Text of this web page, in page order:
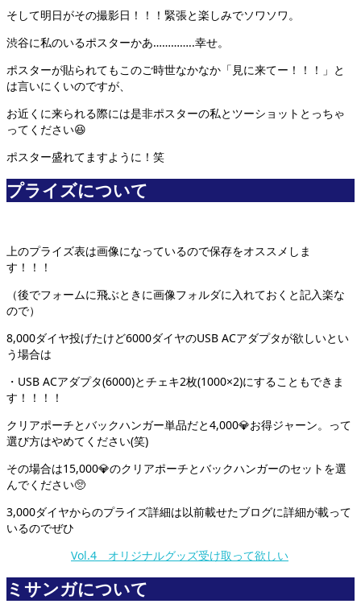
そして明日がその撮影日！！！緊張と楽しみでソワソワ。
渋谷に私のいるポスターかあ…………..幸せ。
ポスターが貼られてもこのご時世なかなか「見に来てー！！！」と
は言いにくいのですが、
お近くに来られる際には是非ポスターの私とツーショットとっちゃ
ってください😆
ポスター盛れてますように！笑
プライズについて
上のプライズ表は画像になっているので保存をオススメしま
す！！！
（後でフォームに飛ぶときに画像フォルダに入れておくと記入楽な
ので）
8,000ダイヤ投げたけど6000ダイヤのUSB ACアダプタが欲しいとい
う場合は
・USB ACアダプタ(6000)とチェキ2枚(1000×2)にすることもできま
す！！！！
クリアポーチとバックハンガー単品だと4,000💎お得ジャーン。って
選び方はやめてください(笑)
その場合は15,000💎のクリアポーチとバックハンガーのセットを選
んでください🥺
3,000ダイヤからのプライズ詳細は以前載せたブログに詳細が載って
いるのでぜひ
Vol.4 オリジナルグッズ受け取って欲しい
ミサンガについて